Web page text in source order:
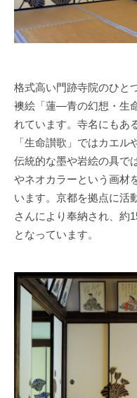
格式高い門跡寺院のひと
襖絵「蓮—青の幻想・生
れています。寺名にもあ
「生命讃歌」ではカエル
伝統的な墨や岩絵の具で
やネオカラーという画材
います。京都を拠点に活
さんにより奉納され、約
となっています。